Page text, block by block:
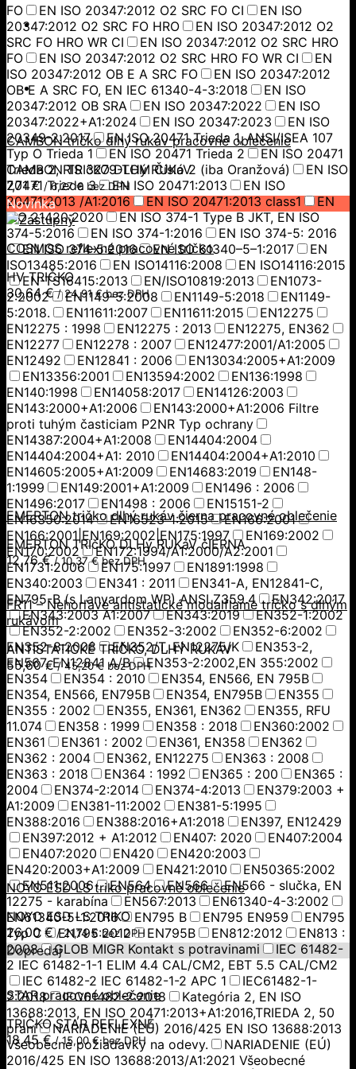
FO
EN ISO 20347:2012 O2 SRC FO CI
EN ISO
20347:2012 O2 SRC FO HRO
EN ISO 20347:2012 O2
SRC FO HRO WR CI
EN ISO 20347:2012 O2 SRC HRO
FO
EN ISO 20347:2012 O2 SRC HRO FO WR CI
EN
ISO 20347:2012 OB E A SRC FO
EN ISO 20347:2012
OB E A SRC FO, EN IEC 61340-4-3:2018
EN ISO
20347:2012 OB SRA
EN ISO 20347:2022
EN ISO
20347:2022+A1:2024
EN ISO 20347:2023
EN ISO
20349-2:2017
EN ISO 20471 Trieda 1, ANSI/ISEA 107
Typ O Trieda 1
EN ISO 20471 Trieda 2
EN ISO 20471
Trieda 2, RIS 3279-TOM Číslo 2 (iba Oranžová)
EN ISO
20471 Trieda 3
EN ISO 20471:2013
EN ISO
20471:2013 /A1:2016
EN ISO 20471:2013 class1
EN
ISO 21420:2020
EN ISO 374-1 Type B JKT, EN ISO
374-5:2016
EN ISO 374-1:2016
EN ISO 374-5: 2016
EN ISO 374-5:2016
EN ISO 61340–5–1:2017
EN
ISO13485:2016
EN ISO14116:2008
EN ISO14116:2015
EN-TS16415:2013
EN/ISO10819:2013
EN1073-
2:2002
EN1149-5:2008 EN1149-5:2018
EN1149-
5:2018.
EN11611:2007 EN11611:2015
EN12275
EN12275 : 1998
EN12275 : 2013
EN12275, EN362
EN12277
EN12278 : 2007
EN12477:2001/A1:2005
EN12492
EN12841 : 2006
EN13034:2005+A1:2009
EN13356:2001
EN13594:2002
EN136:1998
EN140:1998
EN14058:2017
EN14126:2003
EN143:2000+A1:2006
EN143:2000+A1:2006 Filtre
proti tuhým časticiam P2NR Typ ochrany
EN14387:2004+A1:2008
EN14404:2004
EN14404:2004+A1: 2010
EN14404:2004+A1:2010
EN14605:2005+A1:2009
EN14683:2019
EN148-
1:1999
EN149:2001+A1:2009
EN1496 : 2006
EN1496:2017
EN1498 : 2006
EN15151-2
EN16350:2014
EN16523-1:2015
EN166:2001
EN166:2001|EN169:2002|EN175:1997
EN169:2002
EN170:2002
EN172:1994/A1:2000/A2:2001
EN1731:2006
EN175:1997
EN1891:1998
EN340:2003
EN341 : 2011
EN341-A, EN12841-C,
EN795-B (s Lanyardom WP) ANSI Z359.4
EN342:2017
EN343:2003 A1:2007
EN343:2019
EN352-1:2002
EN352-2:2002
EN352-3:2002
EN352-6:2002
EN352-8:2008
EN352/T, EN12275/K
EN353-2,
EN567, EN12841 A/B
EN353-2:2002,EN 355:2002
EN354
EN354 : 2010
EN354, EN566, EN 795B
EN354, EN566, EN795B
EN354, EN795B
EN355
EN355 : 2002
EN355, EN361, EN362
EN355, RFU
11.074
EN358 : 1999 EN358 : 2018
EN360:2002
EN361
EN361 : 2002 EN361, EN358
EN362
EN362 : 2004
EN362, EN12275
EN363 : 2008
EN363 : 2018
EN364 : 1992 EN365 : 200
EN365 :
2004
EN374-2:2014 EN374-4:2013
EN379:2003 +
A1:2009
EN381-11:2002
EN381-5:1995
EN388:2016
EN388:2016+A1:2018
EN397, EN12429
EN397:2012 + A1:2012
EN407: 2020
EN407:2004
EN407:2020
EN420
EN420:2003
EN420:2003+A1:2009
EN421:2010
EN50365:2002
EN511:2006
EN564 EN566
EN566 - slučka, EN
12275 - karabína
EN567:2013
EN61340-4-3:2002
EN61340-5-1:2016
EN795 B EN795 EN959
EN795
Typ C
EN795:2012 EN795B EN812:2012
EN813 :
2008
GLOB MIGR Kontakt s potravinami
IEC 61482-
2 IEC 61482-1-1 ELIM 4.4 CAL/CM2, EBT 5.5 CAL/CM2
IEC 61482-2 IEC 61482-1-2 APC 1
IEC61482-1-
2:2018
IEC61482-2:2018
Kategória 2, EN ISO
13688:2013, EN ISO 20471:2013+A1:2016,TRIEDA 2, 50
praní
NARIADENIE (EÚ) 2016/425 EN ISO 13688:2013
Všeobecné požiadavky na odevy.
NARIADENIE (EÚ)
2016/425 EN ISO 13688:2013/A1:2021 Všeobecné
CAMBON tričko dlhý rukáv pracovné oblečenie
CAMBON TRIčKO DLHý RUKáV
7,71€ /6,27€ bez DPH
Novinka
COSMOS reflexné pracovné tričko
HV TRIČKO
30,64€/24,91€bez DPH
EMERTON tričko dlhý rukáv čierna pracovné oblečenie
EMERTON TRIčKO DLHý RUKáV čIERNA
12,76€ /10,37€ bez DPH
FR11 – Nehorľavé antistatické modalflame tričko s dlhým
rukávom
ANTISTATICKÉ TRIČKO, DLHÝ RUKÁV
55,60€/45,20€ bez DPH
NOYO ESD LS triko pracovné oblečenie
NOYO ESD LS TRIKO
26,00 €/21,14€bez DPH
Dopredaj
STAR pracovné oblečenie
TRIČKO STAR REFLEXNÉ
18,45€/15,00€bez DPH